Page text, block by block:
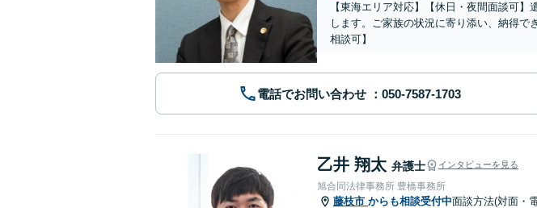
【東海エリア対応】【休日・夜間面談可
します。ご家族の状況に寄り添い、納得
相談可】
電話でお問い合わせ
乙井 翔太 弁護士 インタビューを見る
旭合同法律事務所 豊橋事務所
藤枝市 からも相談受付中面談方法(対面・